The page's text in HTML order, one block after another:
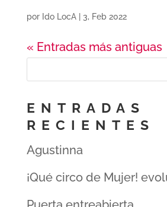
por Ido LocA| 3, Feb 2022
« Entradas más antiguas
ENTRADAS
RECIENTES
Agustinna
¡Qué circo de Mujer!